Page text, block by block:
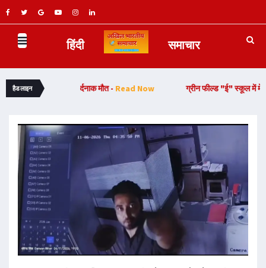
हिंदी समाचार
हैडलाइन
युवक की दर्दनाक मौत - Read Now ग्रीन फील्ड "ई" स्कूल में मेहंदी